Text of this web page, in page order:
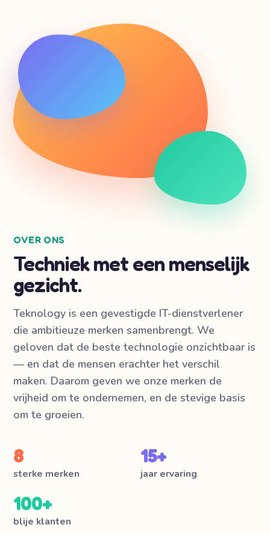
OVER ONS
Techniek met een menselijk
gezicht.
Teknology is een gevestigde IT-dienstverlener
die ambitieuze merken samenbrengt. We
geloven dat de beste technologie onzichtbaar is
— en dat de mensen erachter het verschil
maken. Daarom geven we onze merken de
vrijheid om te ondernemen, en de stevige basis
om te groeien.
8
sterke merken
15+
jaar ervaring
100+
blije klanten